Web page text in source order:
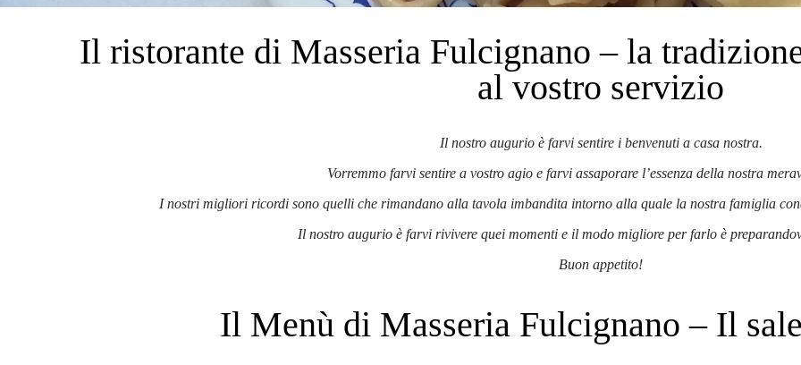
Il ristorante di Masseria Fulcignano – la
al vostro servizio
Il nostro augurio è farvi sentire i benvenuti a casa nostra.
Vorremmo farvi sentire a vostro agio e farvi assaporare l’essenza della nostra
I nostri migliori ricordi sono quelli che rimandano alla tavola imbandita intorno alla quale la nostra famiglia
Il nostro augurio è farvi rivivere quei momenti e il modo migliore per farlo è
Buon appetito!
Il Menù di Masseria Fulcignano – Il